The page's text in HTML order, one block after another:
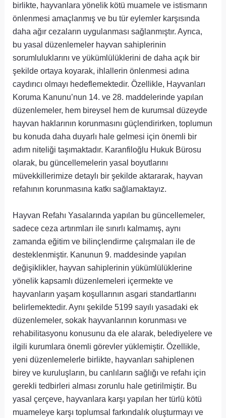
birlikte, hayvanlara yönelik kötü muamele ve istismarın
önlenmesi amaçlanmış ve bu tür eylemler karşısında
daha ağır cezaların uygulanması sağlanmıştır. Ayrıca,
bu yasal düzenlemeler hayvan sahiplerinin
sorumluluklarını ve yükümlülüklerini de daha açık bir
şekilde ortaya koyarak, ihlallerin önlenmesi adına
caydırıcı olmayı hedeflemektedir. Özellikle, Hayvanları
Koruma Kanunu’nun 14. ve 28. maddelerinde yapılan
düzenlemeler, hem bireysel hem de kurumsal düzeyde
hayvan haklarının korunmasını güçlendirirken, toplumun
bu konuda daha duyarlı hale gelmesi için önemli bir
adım niteliği taşımaktadır. Karanfiloğlu Hukuk Bürosu
olarak, bu güncellemelerin yasal boyutlarını
müvekkillerimize detaylı bir şekilde aktararak, hayvan
refahının korunmasına katkı sağlamaktayız.
Hayvan Refahı Yasalarında yapılan bu güncellemeler,
sadece ceza artırımları ile sınırlı kalmamış, aynı
zamanda eğitim ve bilinçlendirme çalışmaları ile de
desteklenmiştir. Kanunun 9. maddesinde yapılan
değişiklikler, hayvan sahiplerinin yükümlülüklerine
yönelik kapsamlı düzenlemeleri içermekte ve
hayvanların yaşam koşullarının asgari standartlarını
belirlemektedir. Aynı şekilde 5199 sayılı yasadaki ek
düzenlemeler, sokak hayvanlarının korunması ve
rehabilitasyonu konusunu da ele alarak, belediyelere ve
ilgili kurumlara önemli görevler yüklemiştir. Özellikle,
yeni düzenlemelerle birlikte, hayvanları sahiplenen
birey ve kuruluşların, bu canlıların sağlığı ve refahı için
gerekli tedbirleri alması zorunlu hale getirilmiştir. Bu
yasal çerçeve, hayvanlara karşı yapılan her türlü kötü
muameleye karşı toplumsal farkındalık oluşturmayı ve